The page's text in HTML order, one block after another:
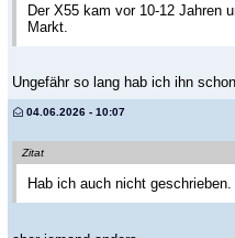
Der X55 kam vor 10-12 Jahren
Markt.
Ungefähr so lang hab ich ihn schon
04.06.2026 - 10:07
Zitat
Hab ich auch nicht geschrieben.